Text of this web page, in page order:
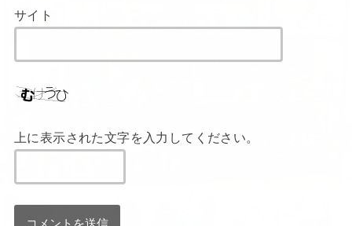
サイト
上に表示された文字を入力してください。